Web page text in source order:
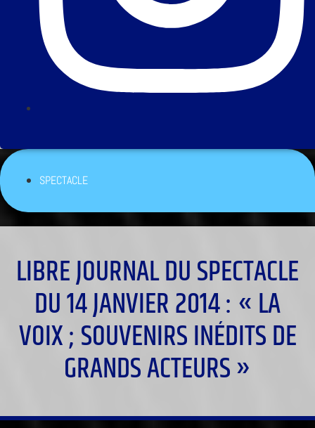
SPECTACLE
LIBRE JOURNAL DU SPECTACLE
DU 14 JANVIER 2014 : « LA
VOIX ; SOUVENIRS INÉDITS DE
GRANDS ACTEURS »